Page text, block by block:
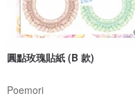
圓點玫瑰貼紙 (B 款)
Poemori